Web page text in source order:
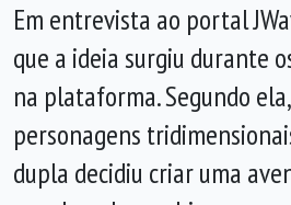
Em entrevista ao portal
que a ideia surgiu durante
na plataforma. Segundo
personagens
dupla decidiu criar uma